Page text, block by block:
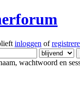
inloggen of
wachtwoord en